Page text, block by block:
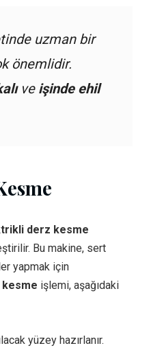
uzman bir
önemlidir.
ve işinde ehil
derz kesme
Bu makine, sert
yapmak için
işlemi, aşağıdaki
yüzey hazırlanır.